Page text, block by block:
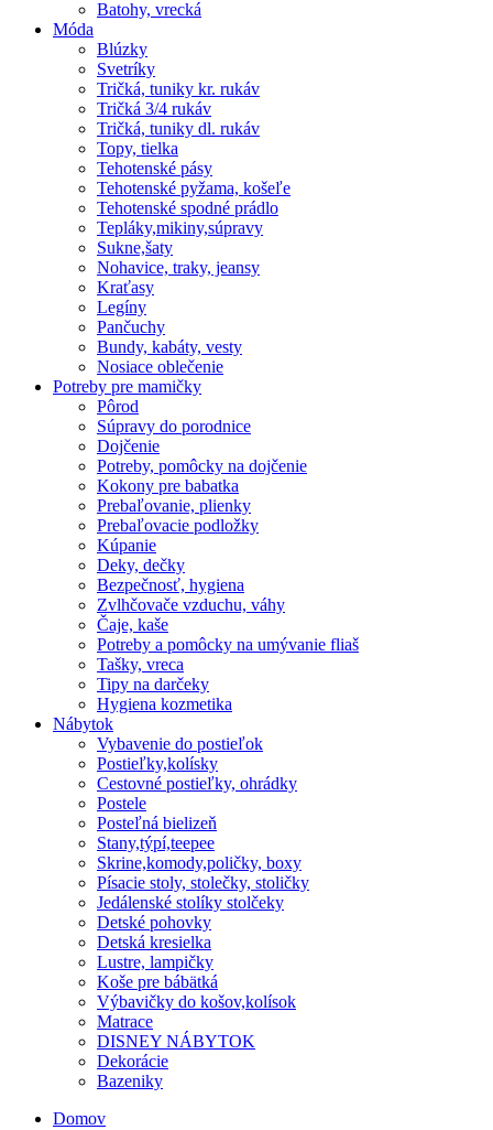
Batohy, vrecká
Móda
Blúzky
Svetríky
Tričká, tuniky kr. rukáv
Tričká 3/4 rukáv
Tričká, tuniky dl. rukáv
Topy, tielka
Tehotenské pásy
Tehotenské pyžama, košeľe
Tehotenské spodné prádlo
Tepláky,mikiny,súpravy
Sukne,šaty
Nohavice, traky, jeansy
Kraťasy
Legíny
Pančuchy
Bundy, kabáty, vesty
Nosiace oblečenie
Potreby pre mamičky
Pôrod
Súpravy do porodnice
Dojčenie
Potreby, pomôcky na dojčenie
Kokony pre babatka
Prebaľovanie, plienky
Prebaľovacie podložky
Kúpanie
Deky, dečky
Bezpečnosť, hygiena
Zvlhčovače vzduchu, váhy
Čaje, kaše
Potreby a pomôcky na umývanie fliaš
Tašky, vreca
Tipy na darčeky
Hygiena kozmetika
Nábytok
Vybavenie do postieľok
Postieľky,kolísky
Cestovné postieľky, ohrádky
Postele
Posteľná bielizeň
Stany,týpí,teepee
Skrine,komody,poličky, boxy
Písacie stoly, stolečky, stoličky
Jedálenské stolíky stolčeky
Detské pohovky
Detská kresielka
Lustre, lampičky
Koše pre bábätká
Výbavičky do košov,kolísok
Matrace
DISNEY NÁBYTOK
Dekorácie
Bazeniky
Domov